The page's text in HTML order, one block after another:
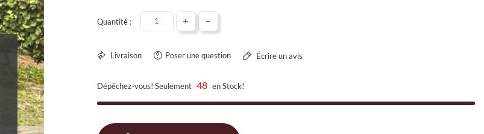
Quantité : + -
Livraison Poser une question Écrire un avis
Dépêchez-vous! Seulement 48 en Stock!